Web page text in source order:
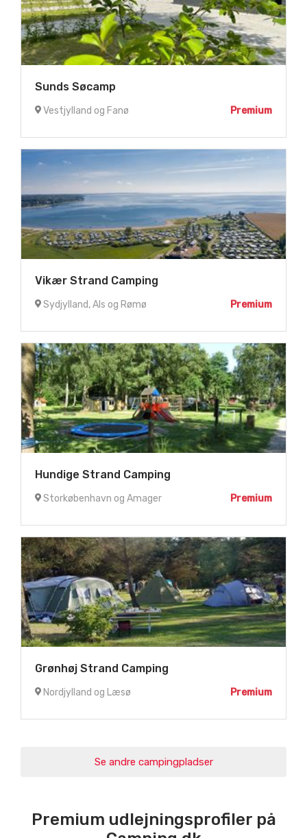
Sunds Søcamp
Vestjylland og Fanø Premium
Vikær Strand Camping
Sydjylland, Als og Rømø Premium
Hundige Strand Camping
Storkøbenhavn og Amager Premium
Grønhøj Strand Camping
Nordjylland og Læsø Premium
Se andre campingpladser
Premium udlejningsprofiler på